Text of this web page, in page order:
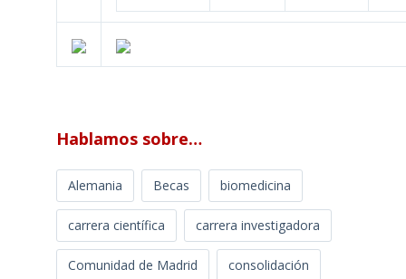
Hablamos sobre…
Alemania Becas biomedicina
carrera científica carrera investigadora
Comunidad de Madrid consolidación